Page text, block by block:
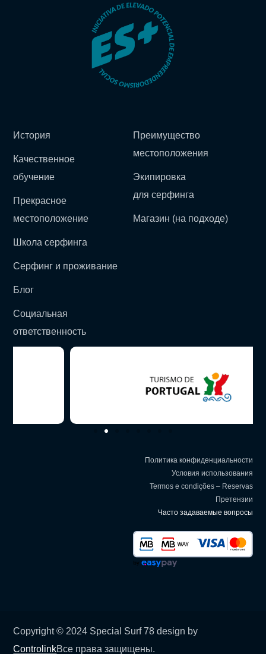
История
Качественное
обучение
Прекрасное
местоположение
Школа серфинга
Преимущество
местоположения
Экипировка
для серфинга
Магазин (на подходе)
Серфинг и проживание
Блог
Социальная
ответственность
Политика конфиденциальности
Условия использования
Termos e condições – Reservas
Претензии
Часто задаваемые вопросы
Copyright © 2024 Special Surf 78 design by
ControlinkВсе права защищены.